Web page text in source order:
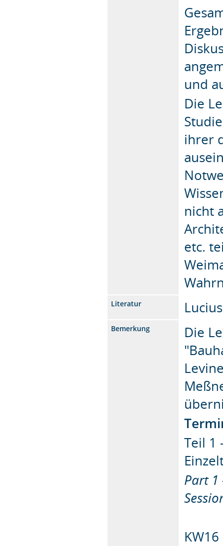
und
Die
ihrer
nicht
etc.
Literatur
Bemerkung
Die
Teil 1
Part